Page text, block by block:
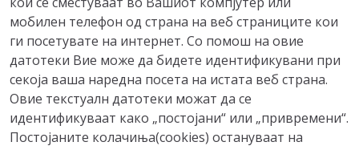
мобилен телефон од страна на веб страниците кои
ги посетувате на интернет. Со помош на овие
датотеки Вие може да бидете идентификувани при
секоја ваша наредна посета на истата веб страна.
Овие текстуалн датотеки можат да се
идентификуваат како „постојани“ или „привремени“.
Постојаните колачиња(cookies) остануваат на